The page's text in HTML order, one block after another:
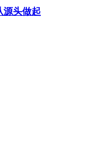
源头做起